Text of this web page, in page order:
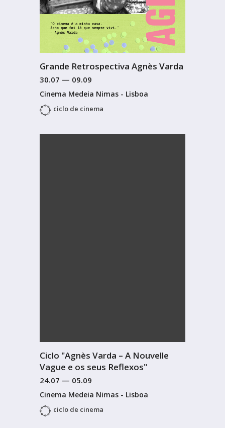
Grande Retrospectiva Agnès Varda
30.07 — 09.09
Cinema Medeia Nimas - Lisboa
ciclo de cinema
Ciclo "Agnès Varda – A Nouvelle
Vague e os seus Reflexos"
24.07 — 05.09
Cinema Medeia Nimas - Lisboa
ciclo de cinema